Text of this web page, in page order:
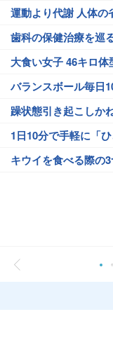
運動より代謝 人体の
歯科の保健治療を巡
大食い女子 46キロ体
バランスボール毎日
躁状態引き起こしか
1日10分で手軽に「ひ
キウイを食べる際の